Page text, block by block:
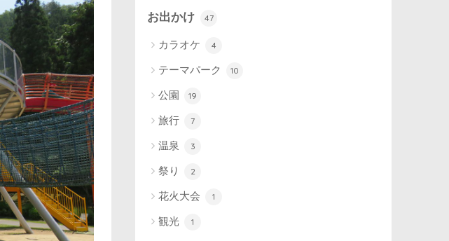
お出かけ 47
カラオケ 4
テーマパーク 10
公園 19
旅行 7
温泉 3
祭り 2
花火大会 1
観光 1